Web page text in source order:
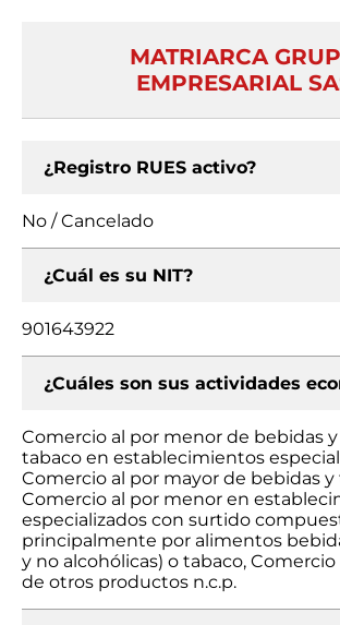
MATRIARCA
EMPRESARIAL
¿Registro RUES activo?
No / Cancelado
¿Cuál es su NIT?
901643922
¿Cuáles son sus actividades
Comercio al por menor de bebidas
tabaco en establecimientos
Comercio al por mayor de bebidas y
Comercio al por menor en
especializados con surtido
principalmente por alimentos
y no alcohólicas) o tabaco,
de otros productos n.c.p.